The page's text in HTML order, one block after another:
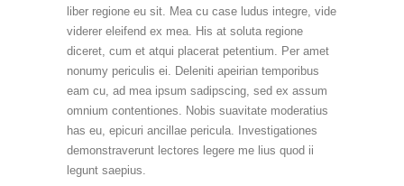
liber regione eu sit. Mea cu case ludus integre, vide
viderer eleifend ex mea. His at soluta regione
diceret, cum et atqui placerat petentium. Per amet
nonumy periculis ei. Deleniti apeirian temporibus
eam cu, ad mea ipsum sadipscing, sed ex assum
omnium contentiones. Nobis suavitate moderatius
has eu, epicuri ancillae pericula. Investigationes
demonstraverunt lectores legere me lius quod ii
legunt saepius.